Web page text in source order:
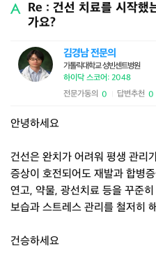
Re : 건선 치료를 시작했
가요?
김경남 전문의
가톨릭대학교 성빈센트병원
하이닥 스코어: 2048
전문가동의 0 답변추천 0
안녕하세요
건선은 완치가 어려워 평생 관리
증상이 호전되어도 재발과 합병
연고, 약물, 광선치료 등을 꾸준
보습과 스트레스 관리를 철저히
건승하세요